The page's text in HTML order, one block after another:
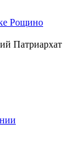
Рощино
Патриархат